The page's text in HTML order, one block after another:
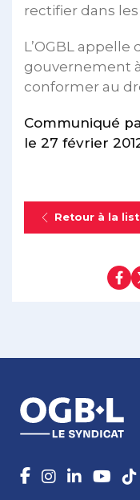
rectifier dans
L’OGBL
gouvernement
conformer au
Communiqué
le 27 février
Retour à la